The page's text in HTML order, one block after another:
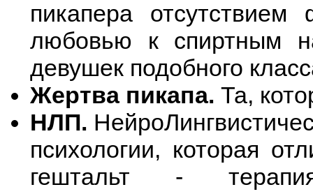
пикапера
любовью к спиртным
девушек подобного
Жертва пикапа. Та,
НЛП.
психологии, которая
гештальт -